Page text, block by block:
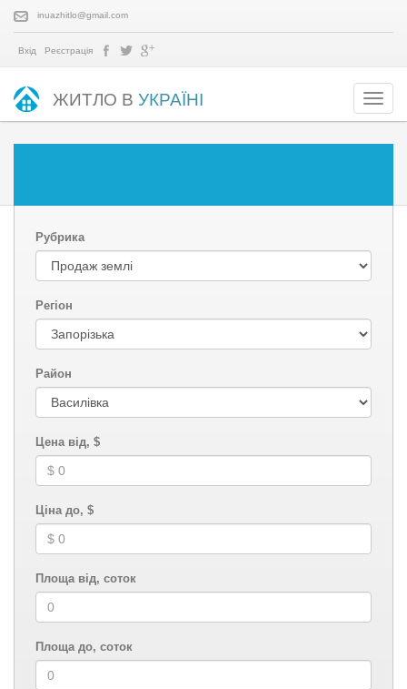
inuazhitlo@gmail.com
Вхід Реєстрація
ЖИТЛО В УКРАЇНІ
Рубрика
Регіон
Район
Цена від, $
Ціна до, $
Площа від, соток
Площа до, соток